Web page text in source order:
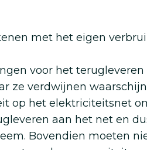
met het eigen
voor het
ze verdwijnen
op het elektriciteitsnet
aan het net en
Bovendien moeten